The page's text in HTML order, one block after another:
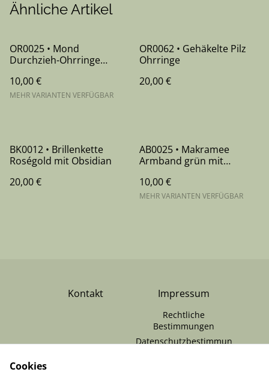
Ähnliche Artikel
OR0025 • Mond
Durchzieh-Ohrringe
10,00 €
MEHR VARIANTEN VERFÜGBAR
OR0062 • Gehäkelte Pilz
Ohrringe
20,00 €
BK0012 • Brillenkette
Roségold mit Obsidian
20,00 €
AB0025 • Makramee
Armband grün mit
10,00 €
MEHR VARIANTEN VERFÜGBAR
Kontakt Impressum
Rechtliche
Bestimmungen
Datenschutzbestimmun
Cookies